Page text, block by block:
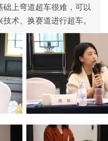
上弯道超车很难，可以
术、换赛道进行超车。